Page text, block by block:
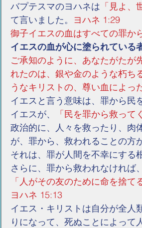
バプテスマのヨハネは 「見よ、
て言いました。 ヨハネ 1:29
御子イエスの血はすべての罪か
イエスの血が心に塗られている
ご承知のように、あなたがたが
れたのは、銀や金のような朽ち
うなキリストの、尊い血によっ
イエスと言う意味は、罪から民
イエスが、
「民を罪から救って
政治的に、人々を救ったり、肉
が、罪から、救われることの方
それは、罪が人間を不幸にする
さらに、罪から救われなければ
「人がその友のために命を捨て
ヨハネ 15:13
イエス・キリストは自分が全人
りになって、死ぬことによって